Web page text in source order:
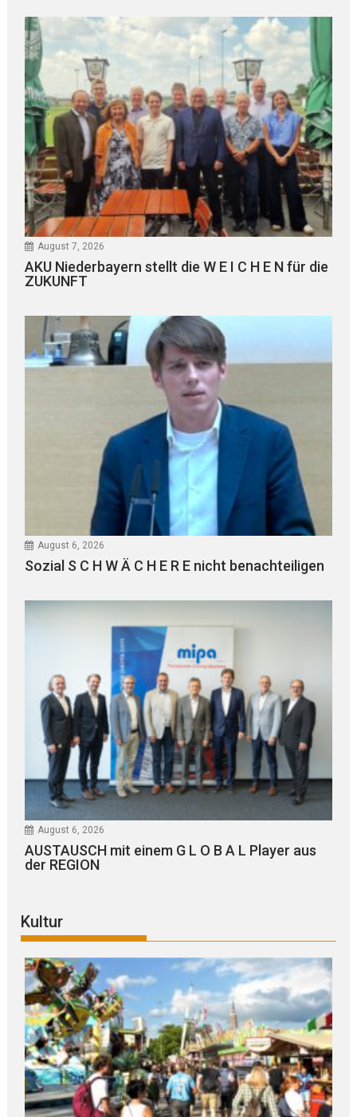
August 7, 2026
AKU Niederbayern stellt die W E I C H E N für die
ZUKUNFT
August 6, 2026
Sozial S C H W Ä C H E R E nicht benachteiligen
August 6, 2026
AUSTAUSCH mit einem G L O B A L Player aus
der REGION
Kultur